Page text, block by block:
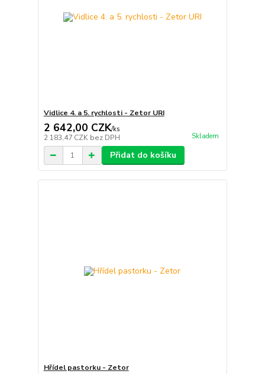
Vidlice 4. a 5. rychlosti - Zetor URI
2 642,00 CZK/ks
2 183,47 CZK bez DPH Skladem
Přidat do košíku
Hřídel pastorku - Zetor